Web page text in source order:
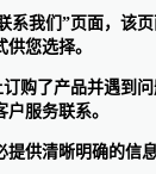
我们”页面，该页
您选择。
购了产品并遇到
服务联系。
提供清晰明确的信